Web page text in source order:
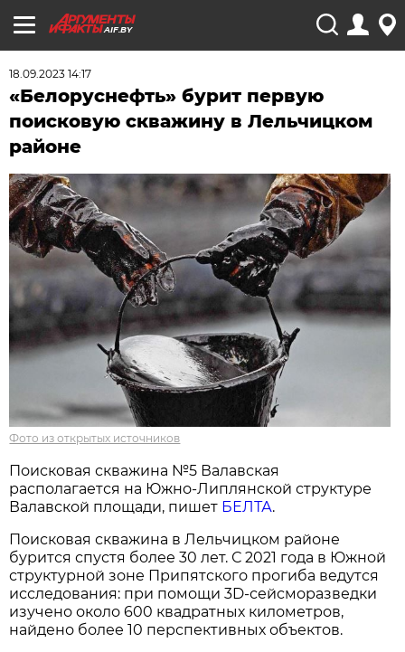
AIF.BY
18.09.2023 14:17
«Белоруснефть» бурит первую
поисковую скважину в Лельчицком
районе
Фото из открытых источников
Поисковая скважина №5 Валавская
располагается на Южно-Липлянской структуре
Валавской площади, пишет БЕЛТА.
Поисковая скважина в Лельчицком районе
бурится спустя более 30 лет. С 2021 года в Южной
структурной зоне Припятского прогиба ведутся
исследования: при помощи 3D-сейсморазведки
изучено около 600 квадратных километров,
найдено более 10 перспективных объектов.